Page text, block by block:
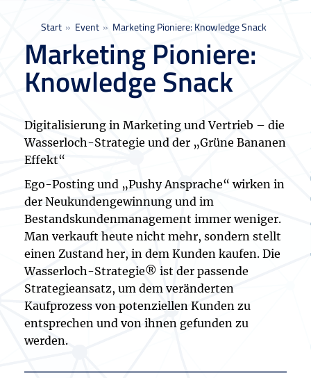
Sie befinden sich hier:
Start Event Marketing Pioniere: Knowledge Snack
Marketing Pioniere:
Knowledge Snack
Digitalisierung in Marketing und Vertrieb – die
Wasserloch-Strategie und der „Grüne Bananen
Effekt“
Ego-Posting und „Pushy Ansprache“ wirken in
der Neukundengewinnung und im
Bestandskundenmanagement immer weniger.
Man verkauft heute nicht mehr, sondern stellt
einen Zustand her, in dem Kunden kaufen. Die
Wasserloch-Strategie® ist der passende
Strategieansatz, um dem veränderten
Kaufprozess von potenziellen Kunden zu
entsprechen und von ihnen gefunden zu
werden.